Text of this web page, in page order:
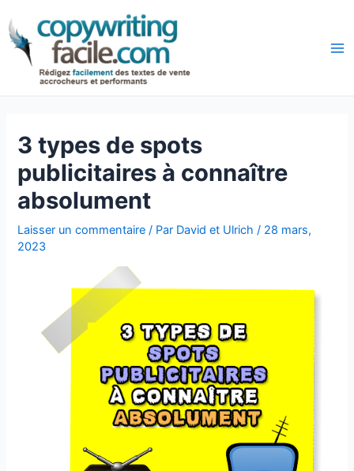
au
contenu
3 types de spots
publicitaires à connaître
absolument
Laisser un commentaire / Par David et Ulrich/ 28 mars,
2023